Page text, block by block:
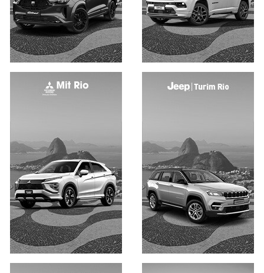
Saiba mais Saiba mais
Saiba mais Saiba mais